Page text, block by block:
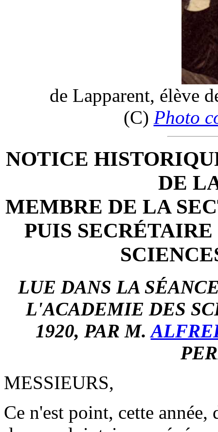
de Lapparent, élève
(C) Photo
NOTICE
DE
MEMBRE DE LA
PUIS
LUE DANS LA
L'ACADEMIE DES
1920, PAR M.
MESSIEURS,
Ce n'est point, cette